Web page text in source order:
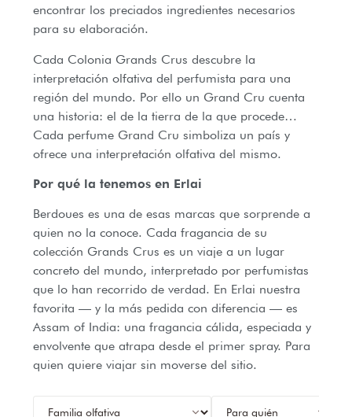
encontrar los preciados ingredientes necesarios
para su elaboración.
Cada Colonia Grands Crus descubre la
interpretación olfativa del perfumista para una
región del mundo. Por ello un Grand Cru cuenta
una historia: el de la tierra de la que procede…
Cada perfume Grand Cru simboliza un país y
ofrece una interpretación olfativa del mismo.
Por qué la tenemos en Erlai
Berdoues es una de esas marcas que sorprende a
quien no la conoce. Cada fragancia de su
colección Grands Crus es un viaje a un lugar
concreto del mundo, interpretado por perfumistas
que lo han recorrido de verdad. En Erlai nuestra
favorita — y la más pedida con diferencia — es
Assam of India: una fragancia cálida, especiada y
envolvente que atrapa desde el primer spray. Para
quien quiere viajar sin moverse del sitio.